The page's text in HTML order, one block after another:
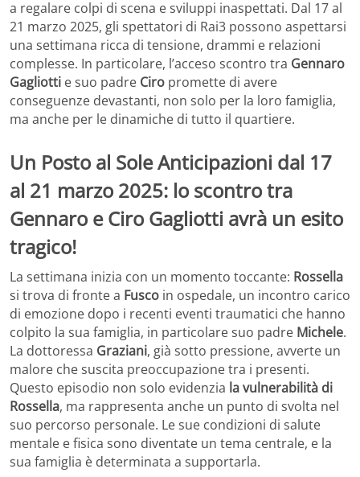
a regalare colpi di scena e sviluppi inaspettati. Dal 17 al
21 marzo 2025, gli spettatori di Rai3 possono aspettarsi
una settimana ricca di tensione, drammi e relazioni
complesse. In particolare, l’acceso scontro tra Gennaro
Gagliotti e suo padre Ciro promette di avere
conseguenze devastanti, non solo per la loro famiglia,
ma anche per le dinamiche di tutto il quartiere.
Un Posto al Sole Anticipazioni dal 17
al 21 marzo 2025: lo scontro tra
Gennaro e Ciro Gagliotti avrà un esito
tragico!
La settimana inizia con un momento toccante: Rossella
si trova di fronte a Fusco in ospedale, un incontro carico
di emozione dopo i recenti eventi traumatici che hanno
colpito la sua famiglia, in particolare suo padre Michele.
La dottoressa Graziani, già sotto pressione, avverte un
malore che suscita preoccupazione tra i presenti.
Questo episodio non solo evidenzia la vulnerabilità di
Rossella, ma rappresenta anche un punto di svolta nel
suo percorso personale. Le sue condizioni di salute
mentale e fisica sono diventate un tema centrale, e la
sua famiglia è determinata a supportarla.